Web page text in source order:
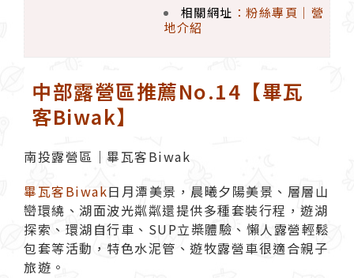
相關網址 ：粉絲專頁｜ 營
地介紹
中部露營區推薦No.14【畢瓦
客Biwak】
南投露營區｜畢瓦客Biwak
畢瓦客Biwak日月潭美景，晨曦夕陽美景、層層山
巒環繞、湖面波光粼粼還提供多種套裝行程，遊湖
探索、環湖自行車、SUP立槳體驗、懶人露營輕鬆
包套等活動，特色水泥管、遊牧露營車很適合親子
旅遊。